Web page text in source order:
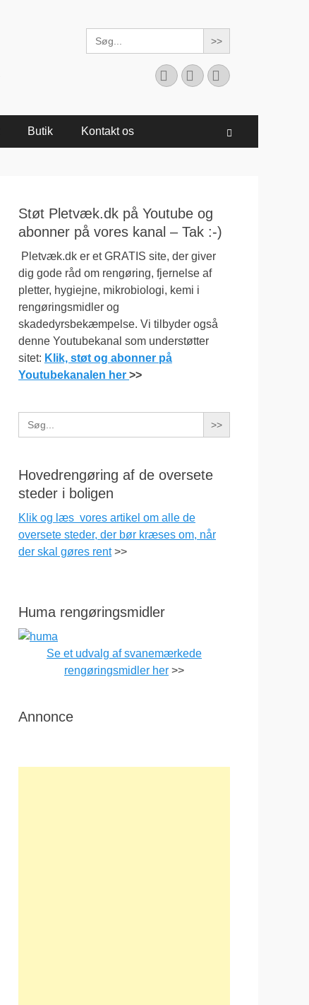
Search
for:
Facebook
YouTubeInstagram
Butik Kontakt os
Støt Pletvæk.dk på Youtube og
abonner på vores kanal – Tak :-)
Pletvæk.dk er et GRATIS site, der giver
dig gode råd om rengøring, fjernelse af
pletter, hygiejne, mikrobiologi, kemi i
rengøringsmidler og
skadedyrsbekæmpelse. Vi tilbyder også
denne Youtubekanal som understøtter
sitet: Klik, støt og abonner på
Youtubekanalen her >>
Search
for:
Hovedrengøring af de oversete
steder i boligen
Klik og læs vores artikel om alle de
oversete steder, der bør kræses om, når
der skal gøres rent>>
Huma rengøringsmidler
Se et udvalg af svanemærkede
rengøringsmidler her >>
Annonce